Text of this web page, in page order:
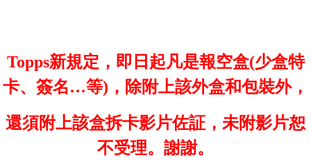
Topps新規定，即日起凡是報空盒(少盒特
卡、簽名…等)，除附上該外盒和包裝外，
還須附上該盒拆卡影片佐証，未附影片恕
不受理。謝謝。